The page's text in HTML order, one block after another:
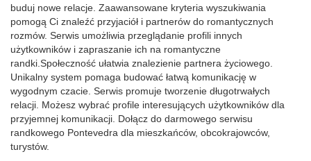
buduj nowe relacje. Zaawansowane kryteria wyszukiwania
pomogą Ci znaleźć przyjaciół i partnerów do romantycznych
rozmów. Serwis umożliwia przeglądanie profili innych
użytkowników i zapraszanie ich na romantyczne
randki.Społeczność ułatwia znalezienie partnera życiowego.
Unikalny system pomaga budować łatwą komunikację w
wygodnym czacie. Serwis promuje tworzenie długotrwałych
relacji. Możesz wybrać profile interesujących użytkowników dla
przyjemnej komunikacji. Dołącz do darmowego serwisu
randkowego Pontevedra dla mieszkańców, obcokrajowców,
turystów.